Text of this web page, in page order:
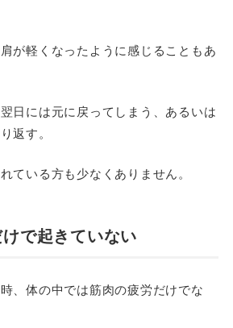
が軽くなったように感じることもあ
日には元に戻ってしまう、あるいは
返す。
ている方も少なくありません。
で起きていない
、体の中では筋肉の疲労だけでな